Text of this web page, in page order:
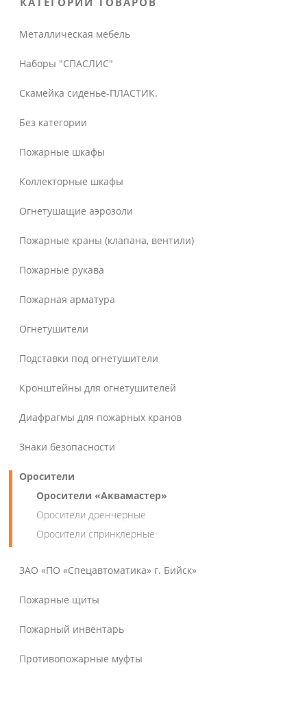
Металлическая мебель
Наборы "СПАСЛИС"
Скамейка сиденье-ПЛАСТИК.
Без категории
Пожарные шкафы
Коллекторные шкафы
Огнетушащие аэрозоли
Пожарные краны (клапана, вентили)
Пожарные рукава
Пожарная арматура
Огнетушители
Подставки под огнетушители
Кронштейны для огнетушителей
Диафрагмы для пожарных кранов
Знаки безопасности
Оросители
Оросители «Аквамастер»
Оросители дренчерные
Оросители спринклерные
ЗАО «ПО «Спецавтоматика» г. Бийск»
Пожарные щиты
Пожарный инвентарь
Противопожарные муфты